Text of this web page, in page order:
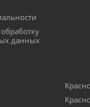
данных